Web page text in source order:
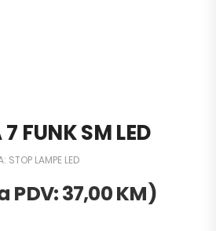
FUNK SM LED
STOP LAMPE LED
PDV:37,00KM)